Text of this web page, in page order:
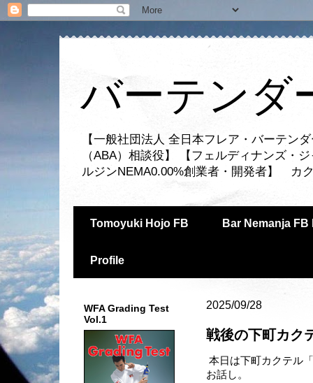
バーテンダ
【一般社団法人 全日本フレア・バーテン
（ABA）相談役】 【フェルディナンズ・
ルジンNEMA0.00%創業者・開発者】 カ
Tomoyuki Hojo FB Bar Nemanja FB
Profile
2025/09/28
戦後の下町カク
本日は下町カクテル
お話し。
WFA Grading Test
Vol.1